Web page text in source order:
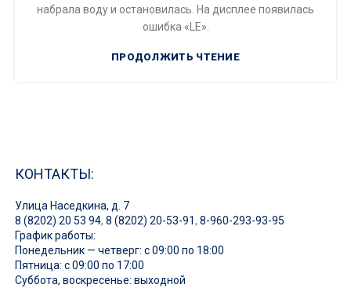
набрала воду и остановилась. На дисплее появилась
ошибка «LE».
ПРОДОЛЖИТЬ ЧТЕНИЕ
КОНТАКТЫ:
Улица Наседкина, д. 7
8 (8202) 20 53 94,8 (8202) 20-53-91,8-960-293-93-95
График работы:
Понедельник — четверг: с 09:00 по 18:00
Пятница: с 09:00 по 17:00
Суббота, воскресенье: выходной